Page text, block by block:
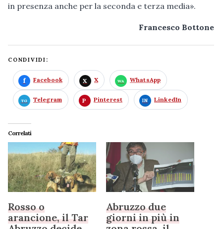
in presenza anche per la seconda e terza media».
Francesco Bottone
CONDIVIDI:
Facebook X WhatsApp
Telegram Pinterest LinkedIn
Correlati
Rosso o
arancione, il Tar
Abruzzo due
giorni in più in